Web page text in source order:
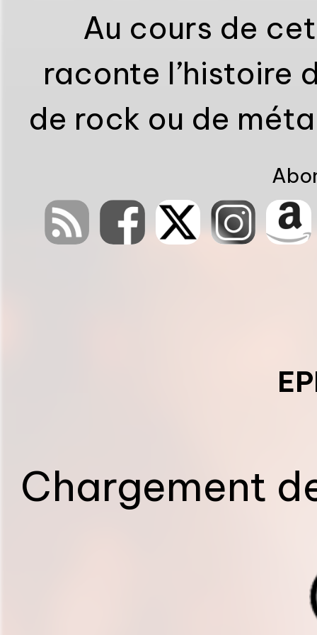
Au cours de
raconte l’histoire
de rock ou de
et
Chargement